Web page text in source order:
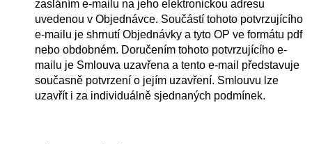
zasláním e-mailu na jeho elektronickou adresu
uvedenou v Objednávce. Součástí tohoto potvrzujícího
e-mailu je shrnutí Objednávky a tyto OP ve formátu pdf
nebo obdobném. Doručením tohoto potvrzujícího e-
mailu je Smlouva uzavřena a tento e-mail představuje
současně potvrzení o jejím uzavření. Smlouvu lze
uzavřít i za individuálně sjednaných podmínek.